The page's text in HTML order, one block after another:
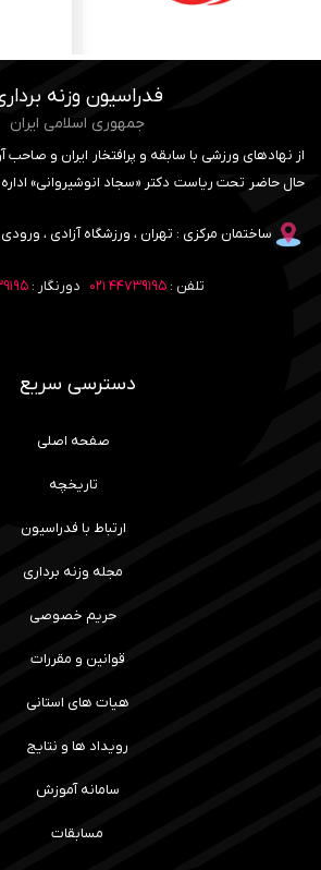
فدراسیون وزنه
جمهوری اسلامی ایران
از نهادهای ورزشی با سابقه و پرافتخار ایران و صاحب
حال حاضر تحت ریاست دکتر «سجاد انوشیروانی»
ساختمان مرکزی : تهران ، ورزشگاه آزادی ،
تلفن :۴۴۷۳۹۱۹۵ ۰۲۱ دورنگار :
دسترسی سریع
صفحه اصلی
تاریخچه
ارتباط با فدراسیون
مجله وزنه برداری
حریم خصوصی
قوانین و مقررات
هیات های استانی
رویداد ها و نتایج
سامانه آموزش
مسابقات